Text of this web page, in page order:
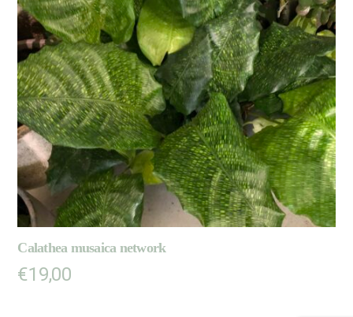
Calathea musaica network
€19,00